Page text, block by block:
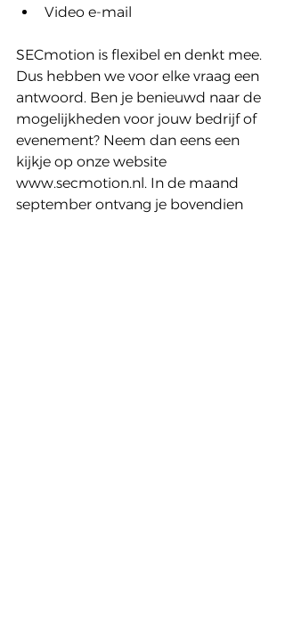
Video e-mail
SECmotion is flexibel en denkt mee.
Dus hebben we voor elke vraag een
antwoord. Ben je benieuwd naar de
mogelijkheden voor jouw bedrijf of
evenement? Neem dan eens een
kijkje op onze website
www.secmotion.nl. In de maand
september ontvang je bovendien